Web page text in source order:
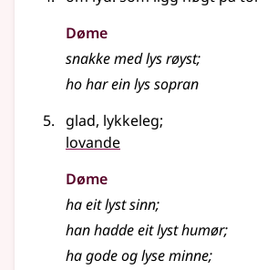
Døme
snakke medlysrøyst;
ho har einlyssopran
glad, lykkeleg;
lovande
Døme
ha eitlystsinn;
han hadde eitlysthumør;
ha gode oglyseminne;